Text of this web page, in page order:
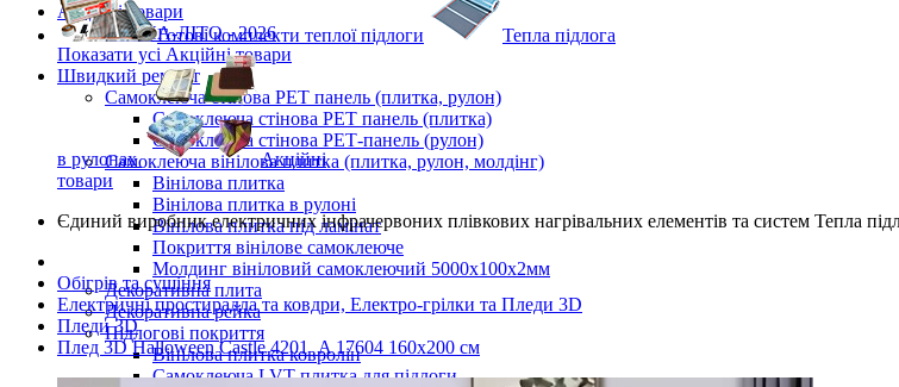
Акційні товари
ВЕСНА-ЛІТО - 2026
Показати усі Акційні товари
Швидкий ремонт
Самоклеюча стінова PET панель (плитка, рулон)
Самоклеюча стінова PET панель (плитка)
Самоклеюча стінова РЕТ-панель (рулон)
Самоклеюча вінілова плитка (плитка, рулон, молдінг)
Вінілова плитка
Вінілова плитка в рулоні
Вінілова плитка під ламінат
Покриття вінілове самоклеюче
Молдинг вініловий самоклеючий 5000х100х2мм
Декоративна плита
Декоративна рейка
Підлогові покриття
Вінілова плитка ковролін
Самоклеюча LVT плитка для підлоги
Готові комплекти теплої підлоги Тепла підлога
в рулонах
Акційні
товари
Єдиний виробникелектричних інфрачервоних плівкових нагрівальних елементів та систем Тепла
Обігрів та сушіння
Електричні простирадла та ковдри, Електро-грілки та Пледи 3D
Пледи 3D
Плед 3D Halloween Castle 4201_A 17604 160х200 см